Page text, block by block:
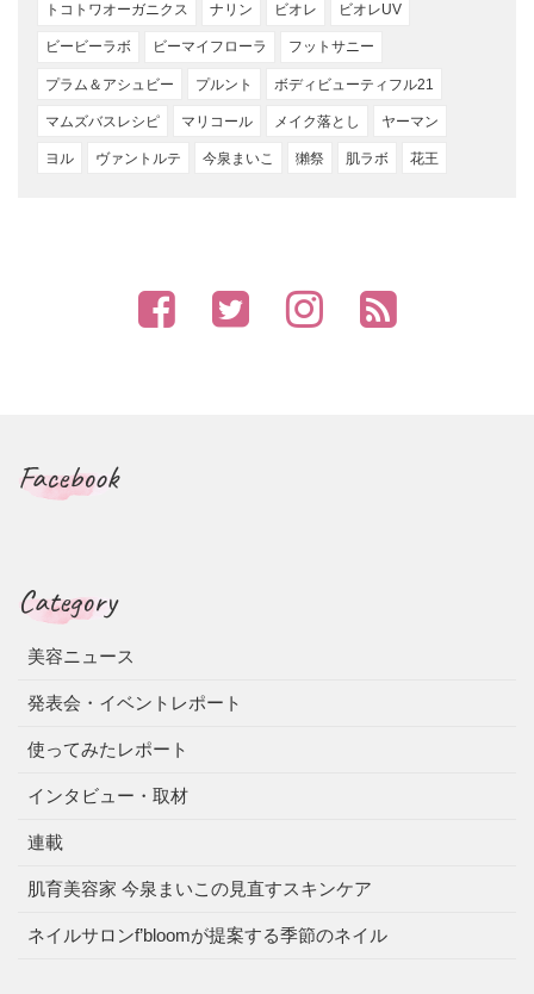
トコトワオーガニクス ナリン ビオレ ビオレUV
ビービーラボ ビーマイフローラ フットサニー
プラム＆アシュビー プルント ボディビューティフル21
マムズバスレシピ マリコール メイク落とし ヤーマン
ヨル ヴァントルテ 今泉まいこ 獺祭 肌ラボ 花王
Facebook
Category
美容ニュース
発表会・イベントレポート
使ってみたレポート
インタビュー・取材
連載
肌育美容家 今泉まいこの見直すスキンケア
ネイルサロンf’bloomが提案する季節のネイル